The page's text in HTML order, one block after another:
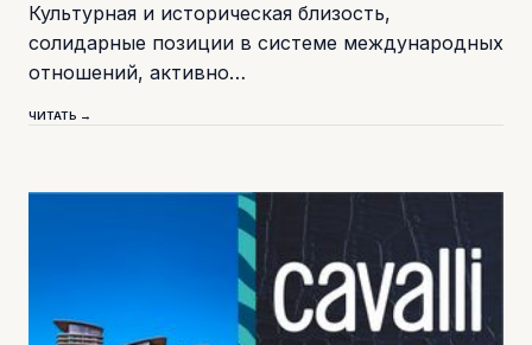
Культурная и историческая близость,
солидарные позиции в системе международных
отношений, активно…
ЧИТАТЬ →